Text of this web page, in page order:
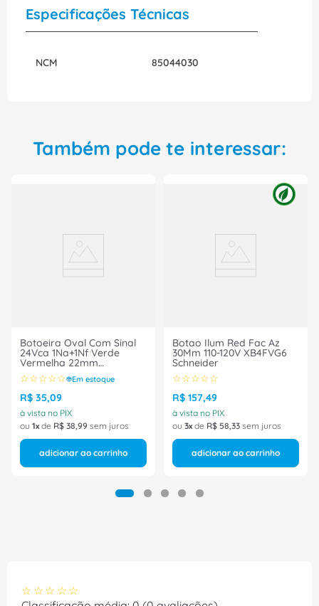
Especificações Técnicas
NCM 85044030
Também pode te interessar:
Botoeira Oval Com Sinal
24Vca 1Na+1Nf Verde
Vermelha 22mm
5BDACI24 Altronic
☆☆☆☆☆ Em estoque
R$ 35,09
à vista no PIX
ou 1 de R$ 38,99 sem juros
adicionar ao carrinho
Botao Ilum Red Fac Az
30Mm 110-120V XB4FVG6
Schneider
☆☆☆☆☆
R$ 157,49
à vista no PIX
ou 3 de R$ 58,33 sem juros
adicionar ao carrinho
☆ ☆ ☆ ☆ ☆